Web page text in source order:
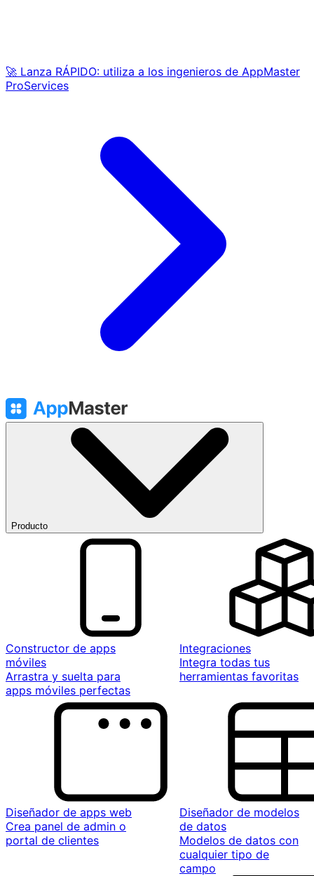
🚀 Lanza RÁPIDO: utiliza a los ingenieros de AppMaster
ProServices
Producto
Constructor de apps
móviles
Arrastra y suelta para
apps móviles perfectas
Integraciones
Integra todas tus
herramientas favoritas
Diseñador de apps web
Crea panel de admin o
portal de clientes
Diseñador de modelos
de datos
Modelos de datos con
cualquier tipo de
campo